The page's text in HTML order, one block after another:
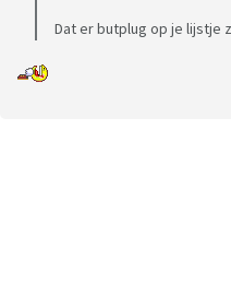
Dat er butplug op je lijstje